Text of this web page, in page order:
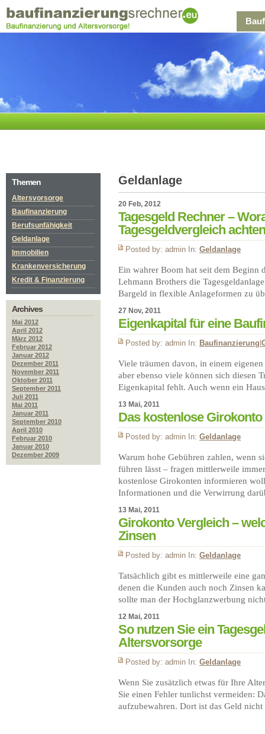
Geldanlage
20 Feb, 2012
Tagesgeld Rechner –
Tagesgeldvergleich
Posted by: admin In: Geldanlage
Ein wahrer Boom hat seit dem Beginn
Lehmann Brothers die
Bargeld in flexible Anlageformen zu
27 Nov, 2011
Eigenkapital für eine
Posted by: admin In: Baufinanzierung
Viele träumen davon, in einem
aber ebenso viele können sich diesen
Eigenkapital fehlt. Auch wenn ein
13 Mai, 2011
Das kostenlose
Posted by: admin In: Geldanlage
Warum hohe Gebühren zahlen, wenn
führen lässt – fragen mittlerweile
kostenlose Girokonten informieren
Informationen und die Verwirrung
13 Mai, 2011
Girokonto Vergleich –
Zinsen
Posted by: admin In: Geldanlage
Tatsächlich gibt es mittlerweile eine
denen die Kunden auch noch Zinsen
sollte man der Hochglanzwerbung
12 Mai, 2011
So nutzen Sie ein
Altersvorsorge
Posted by: admin In: Geldanlage
Wenn Sie zusätzlich etwas für Ihre
Sie einen Fehler tunlichst vermeiden:
aufzubewahren. Dort ist das Geld
Themen
Altersvorsorge
Baufinanzierung
Berufsunfähigkeit
Geldanlage
Immobilien
Krankenversicherung
Kredit & Finanzierung
Archives
Mai 2012
April 2012
März 2012
Februar 2012
Januar 2012
Dezember 2011
November 2011
Oktober 2011
September 2011
Juli 2011
Mai 2011
Januar 2011
September 2010
April 2010
Februar 2010
Januar 2010
Dezember 2009